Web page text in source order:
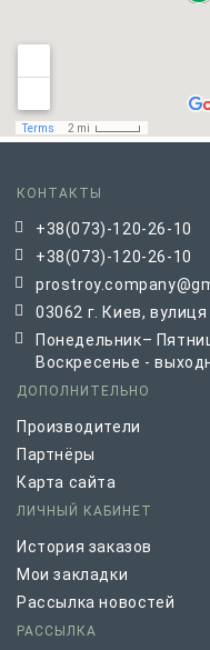
КОНТАКТЫ
+38(073)-120-26-10
+38(073)-120-26-10
03062 г. Киев,
Понедельник–
Воскресенье -
ДОПОЛНИТЕЛЬНО
Производители
Партнёры
Карта сайта
ЛИЧНЫЙ КАБИНЕТ
История заказов
Мои закладки
Рассылка новостей
РАССЫЛКА